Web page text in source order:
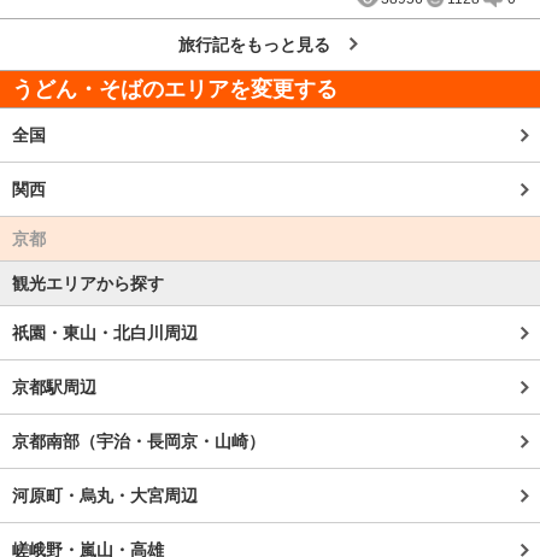
旅行記をもっと見る
うどん・そばのエリアを変更する
全国
関西
京都
観光エリアから探す
祇園・東山・北白川周辺
京都駅周辺
京都南部（宇治・長岡京・山崎）
河原町・烏丸・大宮周辺
嵯峨野・嵐山・高雄